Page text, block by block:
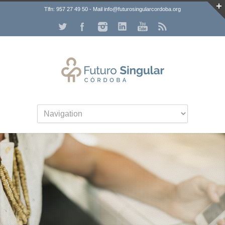
Tlfn: 957 27 49 50 - Mail info@futurosingularcordoba.org